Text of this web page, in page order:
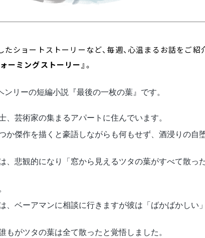
ショートストーリーなど、毎週、心温まるお話をご紹
ーミングストーリー』。
リーの短編小説『最後の一枚の葉』です。
、芸術家の集まるアパートに住んでいます。
か傑作を描くと豪語しながらも何もせず、酒浸りの自
、悲観的になり「窓から見えるツタの葉がすべて散っ
、ベーアマンに相談に行きますが彼は「ばかばかしい
がツタの葉は全て散ったと覚悟しました。